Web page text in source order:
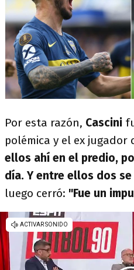
Por esta razón, Cascini
polémica y el ex jugador
ellos ahí en el predio,
día. Y entre ellos dos
luego cerró: "Fue un